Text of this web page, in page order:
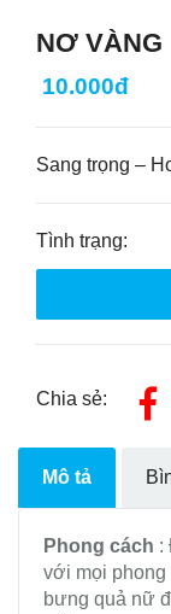
NƠ VÀNG
10.000đ
Sang trọng –
Tình trạng:
Chia sẻ:
Mô tả
Phong cách :
với mọi phong
bưng quả nữ